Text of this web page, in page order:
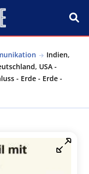
Indien,
USA -
- Erde - Erde -